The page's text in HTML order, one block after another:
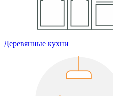
Деревянные кухни